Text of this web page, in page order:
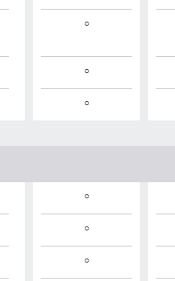
○
○
○
○
○
○